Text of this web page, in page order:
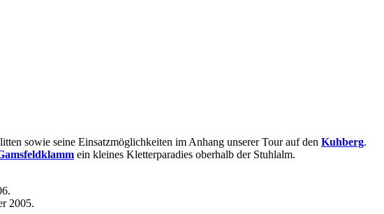
sowie seine Einsatzmöglichkeiten im Anhang unserer Tour auf den Kuhberg.
ein kleines Kletterparadies oberhalb der Stuhlalm.
2005.